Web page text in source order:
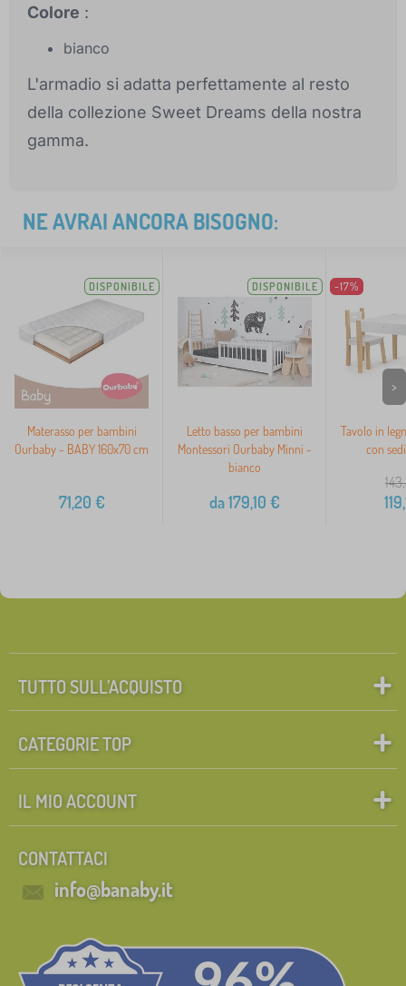
Colore :
bianco
L'armadio si adatta perfettamente al resto
della collezione Sweet Dreams della nostra
gamma.
NE AVRAI ANCORA BISOGNO:
DISPONIBILE
Materasso per bambini
Ourbaby - BABY 160x70 cm
71,20 €
DISPONIBILE
Letto basso per bambini
Montessori Ourbaby Minni -
bianco
da179,10 €
-17%
Tavolo in
con
>
TUTTO SULL’ACQUISTO
CATEGORIE TOP
IL MIO ACCOUNT
CONTATTACI
info@banaby.it